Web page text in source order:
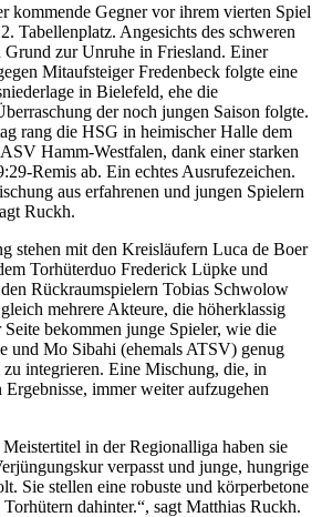
kommende Gegner vor ihrem vierten Spiel
Tabellenplatz. Angesichts des schweren
zur Unruhe in Friesland. Einer
Mitaufsteiger Fredenbeck folgte eine
in Bielefeld, ehe die
der noch jungen Saison folgte.
rang die HSG in heimischer Halle dem
Hamm-Westfalen, dank einer starken
Remis ab. Ein echtes Ausrufezeichen.
aus erfahrenen und jungen Spielern
Ruckh.
stehen mit den Kreisläufern Luca de Boer
Torhüterduo Frederick Lüpke und
Rückraumspielern Tobias Schwolow
mehrere Akteure, die höherklassig
bekommen junge Spieler, wie die
und Mo Sibahi (ehemals ATSV) genug
integrieren. Eine Mischung, die, in
immer weiter aufzugehen
in der Regionalliga haben sie
verpasst und junge, hungrige
Sie stellen eine robuste und körperbetone
dahinter.“, sagt Matthias Ruckh.